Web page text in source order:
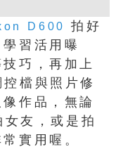
D600
拍好
習活用曝
巧，再加上
檔與照片修
作品，無論
友，或是拍
實用喔。